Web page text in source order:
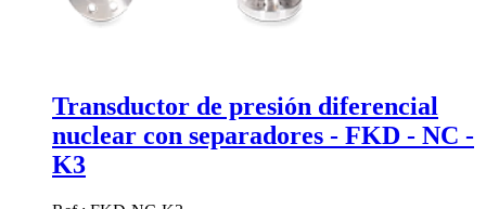
Transductor de presión diferencial
nuclear con separadores - FKD - NC -
K3